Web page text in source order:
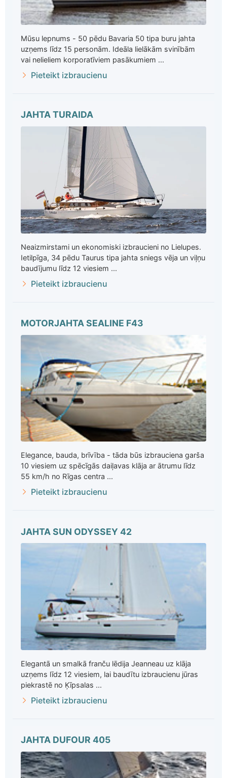
Mūsu lepnums - 50 pēdu Bavaria 50 tipa buru jahta
uzņems līdz 15 personām. Ideāla lielākām svinībām
vai nelieliem korporatīviem pasākumiem ...
Pieteikt izbraucienu
JAHTA TURAIDA
Neaizmirstami un ekonomiski izbraucieni no Lielupes.
Ietilpīga, 34 pēdu Taurus tipa jahta sniegs vēja un viļņu
baudījumu līdz 12 viesiem ...
Pieteikt izbraucienu
MOTORJAHTA SEALINE F43
Elegance, bauda, brīvība - tāda būs izbrauciena garša
10 viesiem uz spēcīgās daiļavas klāja ar ātrumu līdz
55 km/h no Rīgas centra ...
Pieteikt izbraucienu
JAHTA SUN ODYSSEY 42
Elegantā un smalkā franču lēdija Jeanneau uz klāja
uzņems līdz 12 viesiem, lai baudītu izbraucienu jūras
piekrastē no Ķīpsalas ...
Pieteikt izbraucienu
JAHTA DUFOUR 405